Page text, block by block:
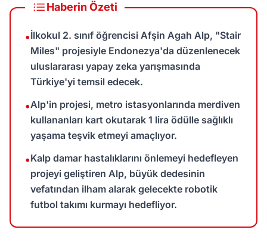
Haberin Özeti
•İlkokul 2. sınıf öğrencisi Afşin Agah Alp, "Stair
Miles" projesiyle Endonezya'da düzenlenecek
uluslararası yapay zeka yarışmasında
Türkiye'yi temsil edecek.
•Alp'in projesi, metro istasyonlarında merdiven
kullananları kart okutarak 1 lira ödülle sağlıklı
yaşama teşvik etmeyi amaçlıyor.
•Kalp damar hastalıklarını önlemeyi hedefleyen
projeyi geliştiren Alp, büyük dedesinin
vefatından ilham alarak gelecekte robotik
futbol takımı kurmayı hedefliyor.